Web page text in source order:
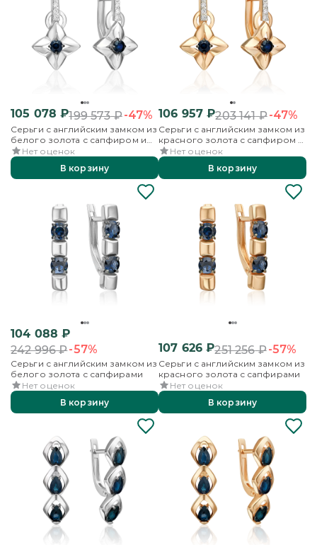
105 078 ₽199 573₽-47%
Серьги с английским замком из
белого золота с сапфиром и
бриллиантами
Нет оценок
В корзину
106 957 ₽203 141₽-47%
Серьги с английским замком из
красного золота с сапфиром и
бриллиантами
Нет оценок
В корзину
104 088 ₽
242 996₽-57%
Серьги с английским замком из
белого золота с сапфирами
Нет оценок
В корзину
107 626 ₽251 256₽-57%
Серьги с английским замком из
красного золота с сапфирами
Нет оценок
В корзину